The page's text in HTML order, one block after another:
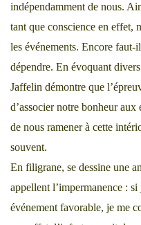
indépendamment de nous.
tant que conscience en effet,
les événements. Encore faut-
dépendre. En évoquant
Jaffelin démontre que
d’associer notre bonheur
de nous ramener à cette
souvent.
En filigrane, se dessine une
appellent l’impermanence :
événement favorable, je me